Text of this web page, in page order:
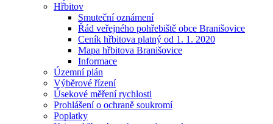
Hřbitov
Smuteční oznámení
Řád veřejného pohřebiště obce Branišovice
Ceník hřbitova platný od 1. 1. 2020
Mapa hřbitova Branišovice
Informace
Územní plán
Výběrové řízení
Úsekové měření rychlosti
Prohlášení o ochraně soukromí
Poplatky